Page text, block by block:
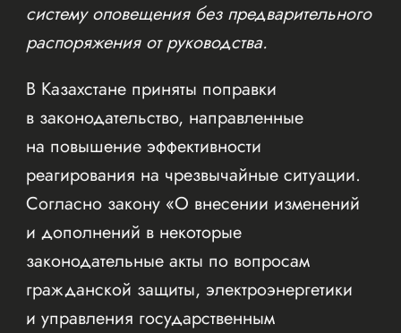
систему оповещения без предварительного
распоряжения от руководства.
В Казахстане приняты поправки
в законодательство, направленные
на повышение эффективности
реагирования на чрезвычайные ситуации.
Согласно закону «О внесении изменений
и дополнений в некоторые
законодательные акты по вопросам
гражданской защиты, электроэнергетики
и управления государственным